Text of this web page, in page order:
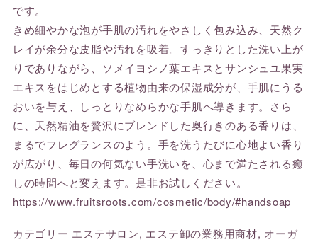
です。
きめ細やかな泡が手肌の汚れをやさしく包み込み、天然ク
レイが余分な皮脂や汚れを吸着。すっきりとした洗い上が
りでありながら、ソメイヨシノ葉エキスとサンシュユ果実
エキスをはじめとする植物由来の保湿成分が、手肌にうる
おいを与え、しっとりなめらかな手肌へ導きます。さら
に、天然精油を贅沢にブレンドした奥行きのある香りは、
まるでフレグランスのよう。手を洗うたびに心地よい香り
が広がり、毎日の何気ない手洗いを、心まで満たされる癒
しの時間へと変えます。是非お試しください。
https://www.fruitsroots.com/cosmetic/body/#handsoap
カテゴリー エステサロン, エステ卸の業務用商材, オーガ